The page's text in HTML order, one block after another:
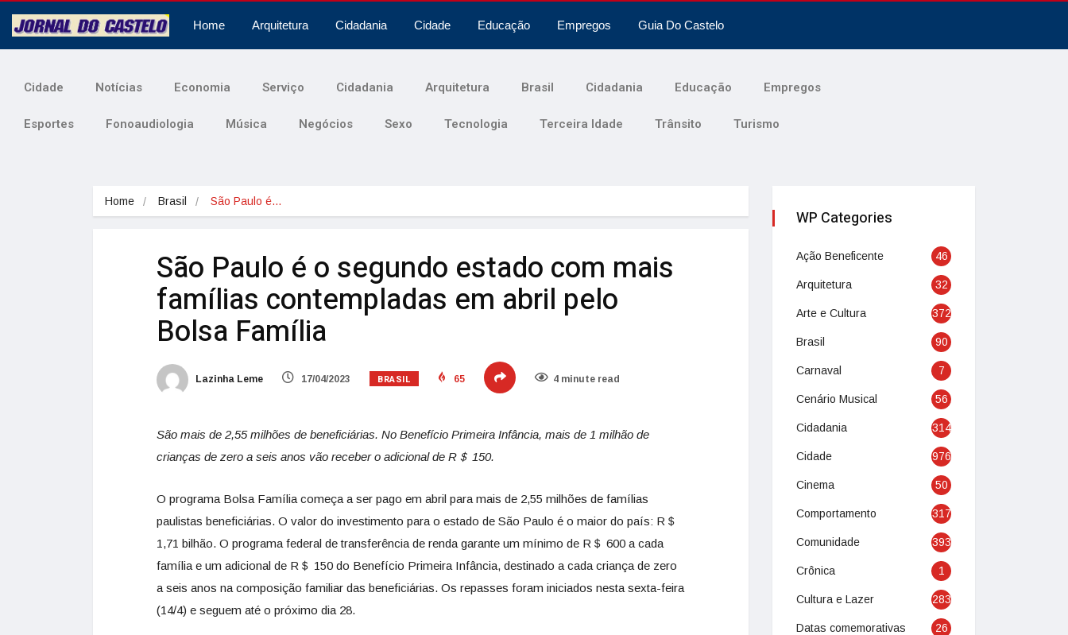
Home Arquitetura Cidadania Cidade Educação Empregos Guia Do Castelo
Cidade Notícias Economia Serviço Cidadania Arquitetura Brasil Cidadania Educação Empregos
Esportes Fonoaudiologia Música Negócios Sexo Tecnologia Terceira Idade Trânsito Turismo
Home Brasil São Paulo é…
São Paulo é o segundo estado com mais
famílias contempladas em abril pelo
Bolsa Família
Lazinha Leme 17/04/2023 BRASIL 65 4 minute read
São mais de 2,55 milhões de beneficiárias. No Benefício Primeira Infância, mais de 1 milhão de
crianças de zero a seis anos vão receber o adicional de R＄ 150.
O programa Bolsa Família começa a ser pago em abril para mais de 2,55 milhões de famílias
paulistas beneficiárias. O valor do investimento para o estado de São Paulo é o maior do país: R＄
1,71 bilhão. O programa federal de transferência de renda garante um mínimo de R＄ 600 a cada
família e um adicional de R＄ 150 do Benefício Primeira Infância, destinado a cada criança de zero
a seis anos na composição familiar das beneficiárias. Os repasses foram iniciados nesta sexta-feira
(14/4) e seguem até o próximo dia 28.
WP Categories
Ação Beneficente 46
Arquitetura 32
Arte e Cultura 372
Brasil 90
Carnaval 7
Cenário Musical 56
Cidadania 314
Cidade 976
Cinema 50
Comportamento 317
Comunidade 393
Crônica 1
Cultura e Lazer 283
Datas comemorativas 26